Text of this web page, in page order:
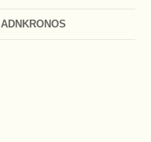
ADNKRONOS